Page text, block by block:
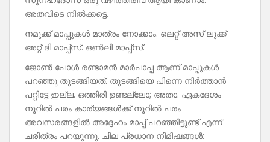
അതവിടെ നിൽക്കട്ടെ.
നമുക്ക് മാപ്പുകൾ മാത്രം നോക്കാം. ലെറ്റ് അസ് ലുക്ക്
അറ്റ് ദി മാപ്പ്സ്. ഒൺലി മാപ്പ്സ്.
ജോൺ പോൾ രണ്ടാമൻ മാർപാപ്പ ആണ് മാപ്പുകൾ
പറഞ്ഞു തുടങ്ങിയത്. തുടങ്ങിയെ പിന്നെ നിർത്താൻ
പറ്റിട്ടേ ഇല്ല. ഒത്തിരി ഉണ്ടല്ലോ; അതാ. ഏകദേശം
നൂറിൽ പരം കാര്യങ്ങൾക്ക് നൂറിൽ പരം
അവസരങ്ങളിൽ അദ്ദേഹം മാപ്പ് പറഞ്ഞിട്ടുണ്ട് എന്ന്
ചരിത്രം പറയുന്നു. ചില പ്രധാന നിമിഷങ്ങൾ: